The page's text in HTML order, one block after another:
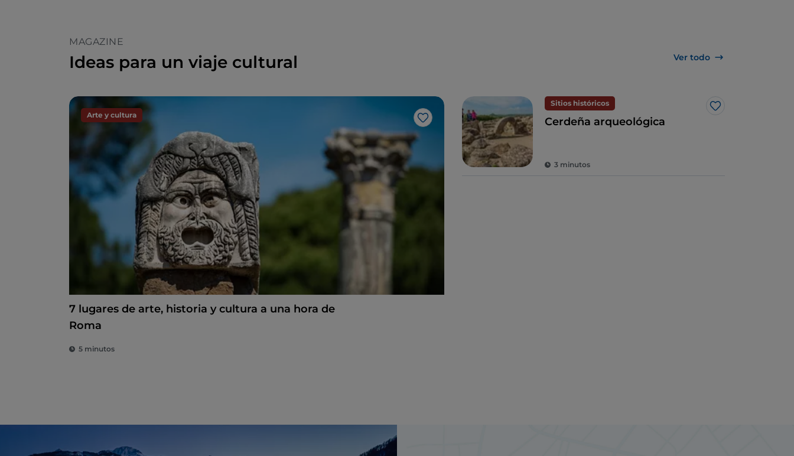
MAGAZINE
Ideas para un viaje cultural Ver todo
Arte y cultura
Me gusta
7 lugares de arte, historia y cultura a una hora de
Roma
5 minutos
Sitios históricos
Me gusta
Cerdeña arqueológica
3 minutos